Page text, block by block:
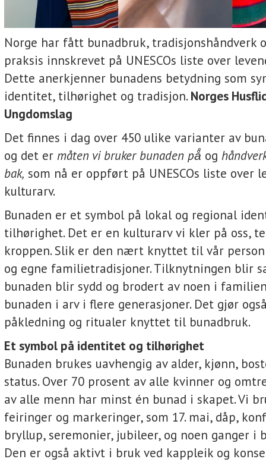
Norge har fått bunadbruk, tradisjonshåndverk
praksis innskrevet på UNESCOs liste over
Dette anerkjenner bunadens betydning som
identitet, tilhørighet og tradisjon.Norges
Ungdomslag
Det finnes i dag over 450 ulike varianter av
og det er måten vi bruker bunaden på̊ og
bak, som nå er oppført på UNESCOs liste over
kulturarv.
Bunaden er et symbol på lokal og regional
tilhørighet. Det er en kulturarv vi kler på oss,
kroppen. Slik er den nært knyttet til vår
og egne familietradisjoner. Tilknytningen blir
bunaden blir sydd og brodert av noen i
bunaden i arv i flere generasjoner. Det gjør
påkledning og ritualer knyttet til bunadbruk.
Et symbol på identitet og tilhørighet
Bunaden brukes uavhengig av alder, kjønn,
status. Over 70 prosent av alle kvinner og
av alle menn har minst én bunad i skapet. Vi
feiringer og markeringer, som 17. mai, dåp,
bryllup, seremonier, jubileer, og noen ganger i
Den er også aktivt i bruk ved kappleik og